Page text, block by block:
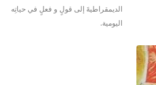
الديمقراطيةَ إلى قولٍ و فعلٍ في حياتِه
اليومية.